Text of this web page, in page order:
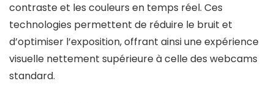
contraste et les couleurs en temps réel. Ces
technologies permettent de réduire le bruit et
d’optimiser l’exposition, offrant ainsi une expérience
visuelle nettement supérieure à celle des webcams
standard.